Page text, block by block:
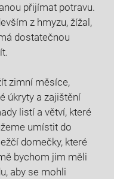
přijímat potravu.
z hmyzu, žížal,
dostatečnou
zimní měsíce,
úkryty a zajištění
listí a větví, které
umístit do
domečky, které
bychom jim měli
aby se mohli